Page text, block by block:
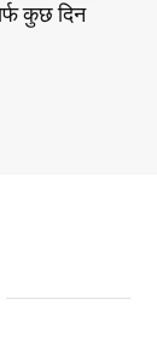
कुछ दिन